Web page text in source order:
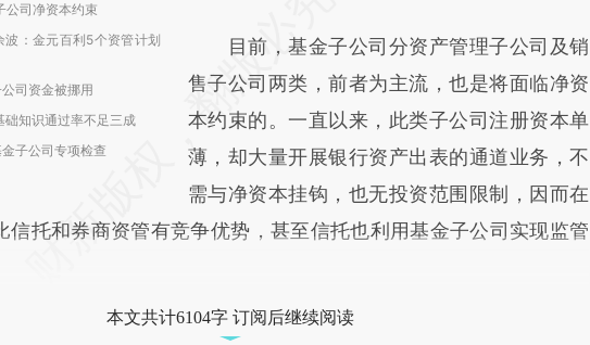
公司净资本约束
：金元百利5个资管计划
司资金被挪用
础知识通过率不足三成
子公司专项检查
目前，基金子公司分资产管理子公司及销
售子公司两类，前者为主流，也是将面临净资
本约束的。一直以来，此类子公司注册资本单
薄，却大量开展银行资产出表的通道业务，不
需与净资本挂钩，也无投资范围限制，因而在
信托和券商资管有竞争优势，甚至信托也利用基金子公司实现监管
本文共计6104字 订阅后继续阅读